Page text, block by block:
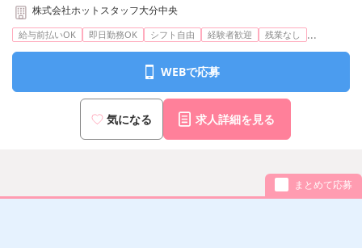
株式会社ホットスタッフ大分中央
給与前払いOK 即日勤務OK シフト自由 経験者歓迎 残業なし ...
WEBで応募
気になる 求人詳細を見る
まとめて応募